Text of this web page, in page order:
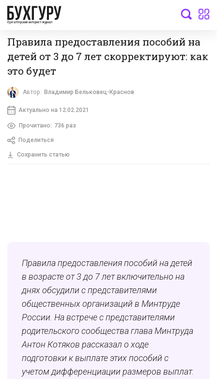
бухгалтерский интернет-журнал
Правила предоставления пособий на
детей от 3 до 7 лет скорректируют: как
это будет
Автор: Владимир Бельковец-Краснов
Актуально на 12.02.2021
Прочитано: 736 раз
Поделиться
Сохранить статью
Правила предоставления пособий на детей
в возрасте от 3 до 7 лет включительно на
днях обсудили с представителями
общественных организаций в Минтруде
России. На встрече с представителями
родительского сообщества глава Минтруда
Антон Котяков рассказал о ходе
подготовки к выплате этих пособий с
учетом дифференциации размеров выплат.